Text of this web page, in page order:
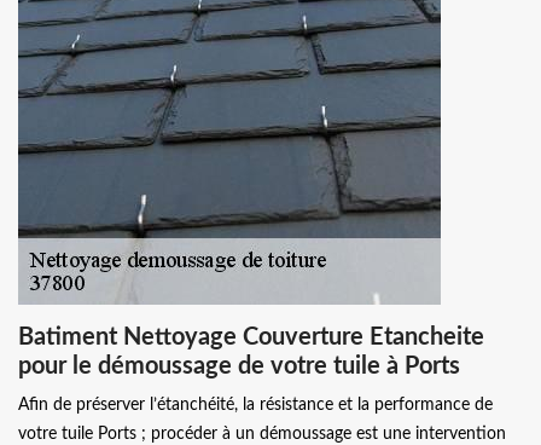
Batiment Nettoyage Couverture Etancheite
pour le démoussage de votre tuile à Ports
Afin de préserver l’étanchéité, la résistance et la performance de
votre tuile Ports ; procéder à un démoussage est une intervention